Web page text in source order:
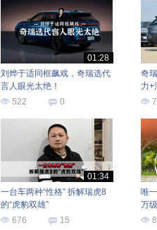
01:28
刘烨于适同框飙戏，奇瑞选代
言人眼光太绝！
522
0
奇
力+
多
01:34
一台车两种“性格” 拆解瑞虎8
的“虎豹双雄”
676
15
唯
万
配